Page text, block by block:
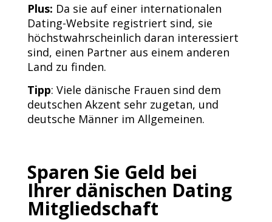
Plus: Da sie auf einer internationalen
Dating-Website registriert sind, sie
höchstwahrscheinlich daran interessiert
sind, einen Partner aus einem anderen
Land zu finden.
Tipp: Viele dänische Frauen sind dem
deutschen Akzent sehr zugetan, und
deutsche Männer im Allgemeinen.
Sparen Sie Geld bei
Ihrer dänischen Dating
Mitgliedschaft